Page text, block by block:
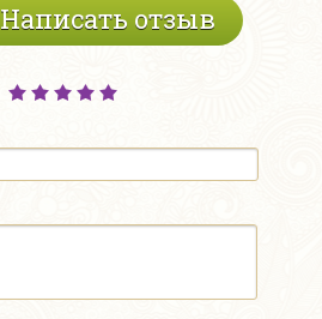
Написать отзыв